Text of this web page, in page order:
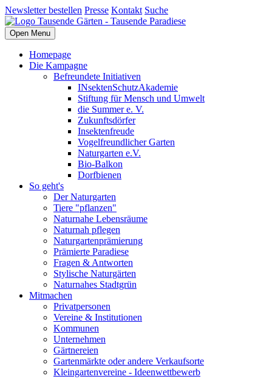
Newsletter bestellen Presse Kontakt Suche
Open Menu
Homepage
Die Kampagne
Befreundete Initiativen
INsektenSchutzAkademie
Stiftung für Mensch und Umwelt
die Summer e. V.
Zukunftsdörfer
Insektenfreude
Vogelfreundlicher Garten
Naturgarten e.V.
Bio-Balkon
Dorfbienen
So geht's
Der Naturgarten
Tiere "pflanzen"
Naturnahe Lebensräume
Naturnah pflegen
Naturgartenprämierung
Prämierte Paradiese
Fragen & Antworten
Stylische Naturgärten
Naturnahes Stadtgrün
Mitmachen
Privatpersonen
Vereine & Institutionen
Kommunen
Unternehmen
Gärtnereien
Gartenmärkte oder andere Verkaufsorte
Kleingartenvereine - Ideenwettbewerb